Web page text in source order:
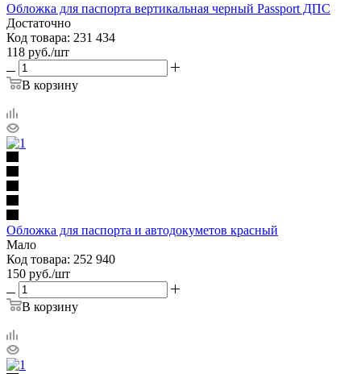
Обложка для паспорта вертикальная черный Passport ДПС
Достаточно
Код товара: 231 434
118 руб./шт
В корзину
Обложка для паспорта и автодокуметов красный
Мало
Код товара: 252 940
150 руб./шт
В корзину